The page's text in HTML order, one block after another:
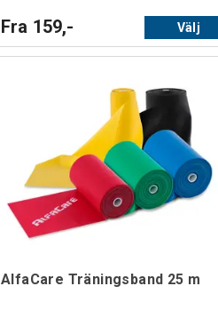
Fra 159,- Välj
AlfaCare Träningsband 25 m